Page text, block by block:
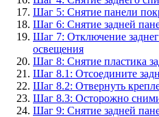
Шаг 5: Снятие панели
Шаг 6: Снятие задней
Шаг 7: Отключение
освещения
Шаг 8: Снятие пластика
Шаг 8.1: Отсоедините
Шаг 8.2: Отвернуть
Шаг 8.3: Осторожно
Шаг 9: Снятие задней